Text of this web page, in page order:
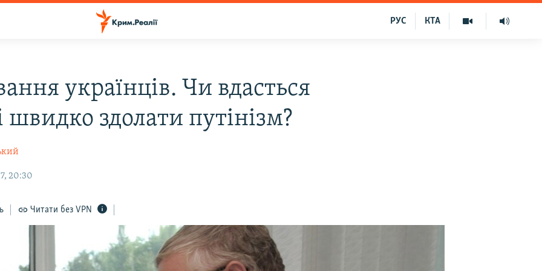
КТА
РУС
українців. Чи вдасться
швидко здолати путінізм?
20:30
Читати без VPN